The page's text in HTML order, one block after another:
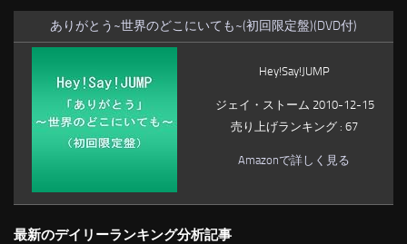
ありがとう~世界のどこにいても~(初回限定盤)(DVD付)
Hey!Say!JUMP
ジェイ・ストーム 2010-12-15
売り上げランキング : 67
Amazonで詳しく見る
最新のデイリーランキング分析記事